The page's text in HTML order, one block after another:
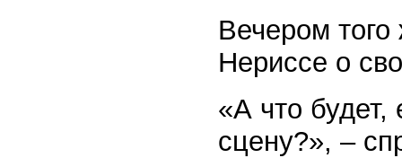
Вечером
Нериссе о
«А что будет,
сцену?», –